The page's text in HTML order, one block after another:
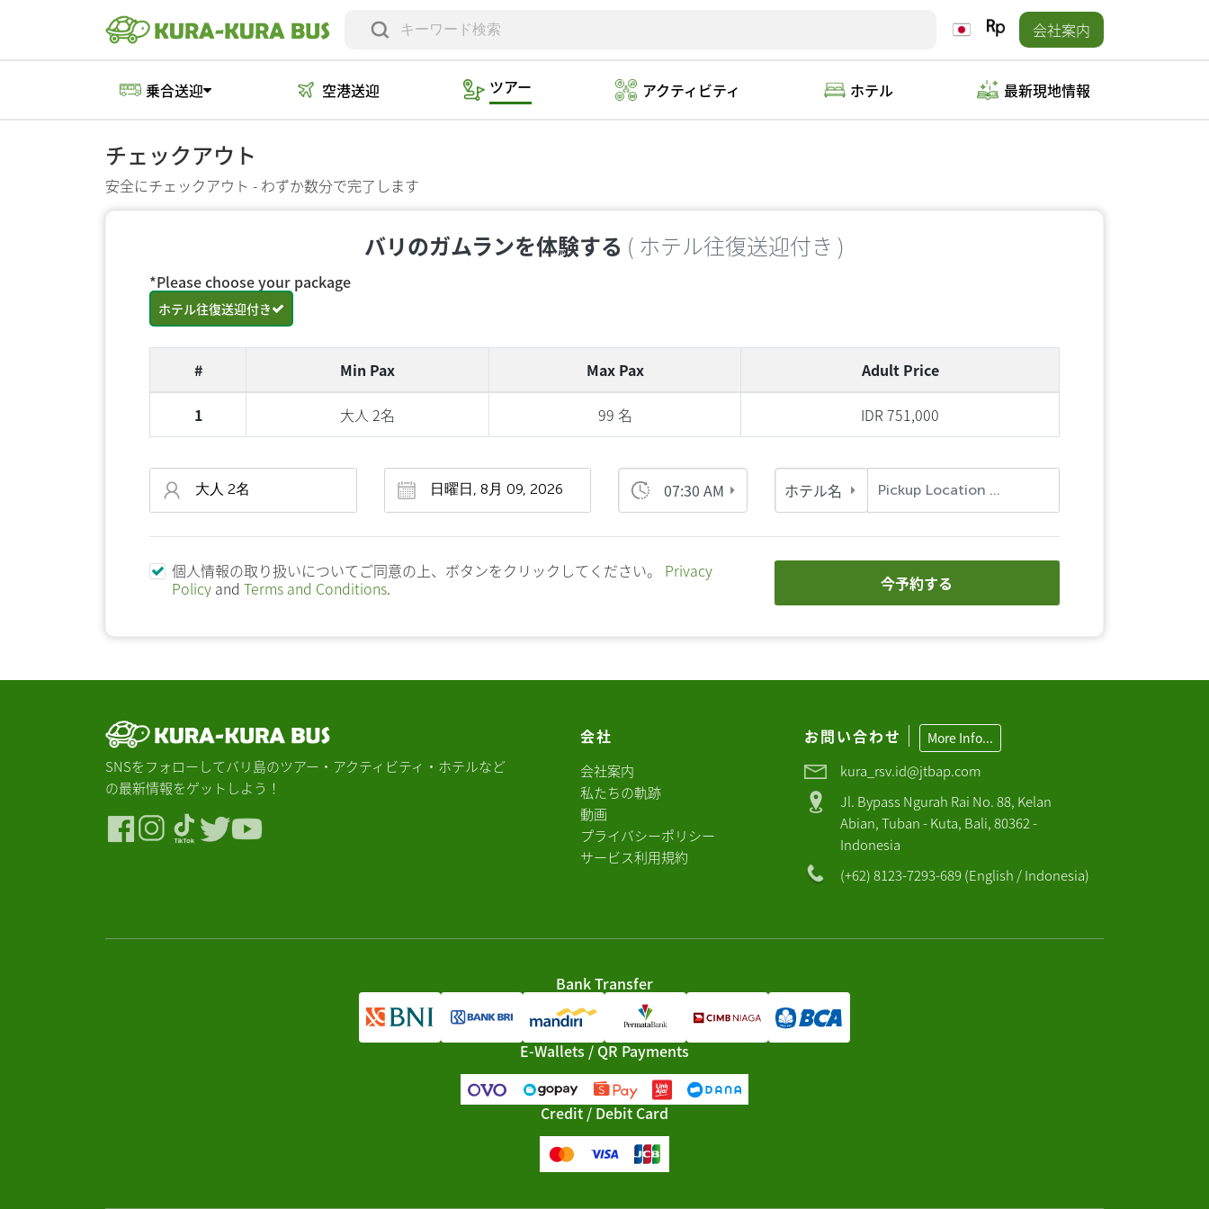
会社案内
乗合送迎 空港送迎 ツアー アクティビティ ホテル 最新現地情報
チェックアウト
安全にチェックアウト - わずか数分で完了します
バリのガムランを体験する ( ホテル往復送迎付き )
*Please choose your package
ホテル往復送迎付き
# Min Pax Max Pax Adult Price
1 大人 2名 99 名 IDR 751,000
07:30 AM ホテル名
個人情報の取り扱いについてご同意の上、ボタンをクリックしてください。 Privacy
Policy and Terms and Conditions. 今予約する
SNSをフォローしてバリ島のツアー・アクティビティ・ホテルなど
の最新情報をゲットしよう！
会社
会社案内
私たちの軌跡
動画
プライバシーポリシー
サービス利用規約
お問い合わせ More Info...
kura_rsv.id@jtbap.com
Jl. Bypass Ngurah Rai No. 88, Kelan
Abian, Tuban - Kuta, Bali, 80362 -
Indonesia
(+62) 8123-7293-689 (English / Indonesia)
Bank Transfer
E-Wallets / QR Payments
Credit / Debit Card